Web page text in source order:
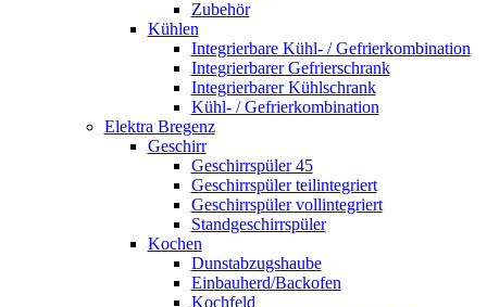
Zubehör
Kühlen
Integrierbare Kühl- / Gefrierkombination
Integrierbarer Gefrierschrank
Integrierbarer Kühlschrank
Kühl- / Gefrierkombination
Elektra Bregenz
Geschirr
Geschirrspüler 45
Geschirrspüler teilintegriert
Geschirrspüler vollintegriert
Standgeschirrspüler
Kochen
Dunstabzugshaube
Einbauherd/Backofen
Kochfeld